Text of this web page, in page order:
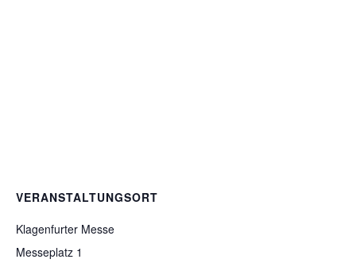
VERANSTALTUNGSORT
Klagenfurter Messe
Messeplatz 1